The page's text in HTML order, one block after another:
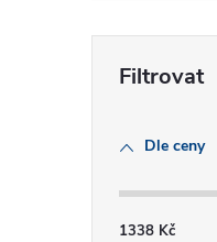
Dle ceny
1338 Kč